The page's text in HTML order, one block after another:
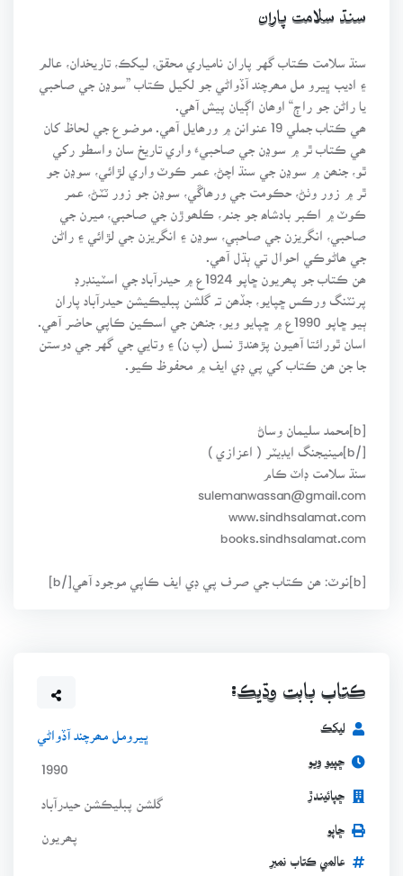
سنڌ سلامت پاران
سنڌ سلامت ڪتاب گهر پاران نامياري محقق، ليکڪ، تاريخدان، عالم
۽ اديب ڀيرو مل مھرچند آڏواڻي جو لکيل ڪتاب ”سوڍن جي صاحبي
يا راڻن جو راڄ“ اوھان اڳيان پيش آهي.
ھي ڪتاب جملي 19 عنوانن ۾ ورھايل آھي. موضوع جي لحاظ کان
ھي ڪتاب ٿر ۾ سوڍن جي صاحبيءََ واري تاريخ سان واسطو رکي
ٿو، جنھن ۾ سوڍن جي سنڌ اچڻ، عمر ڪوٽ واري لڙائي، سوڍن جو
ٿر ۾ زور وٺڻ، حڪومت جي ورھاڱي، سوڍن جو زور ٽٽڻ، عمر
ڪوٽ ۾ اڪبر بادشاھ جو جنم، ڪلھوڙن جي صاحبي، ميرن جي
صاحبي، انگريزن جي صاحٻي، سوڍن ۽ انگريزن جي لڙائي ۽ راڻن
جي ھاڻوڪي احوال تي ٻڌل آھي.
ھن ڪتاب جو پھريون ڇاپو 1924ع ۾ حيدرآباد جي اسٽينڊرڊ
پرنٽنگ ورڪس ڇپايو، جڏھن تہ گلشن پبليڪيشن حيدرآباد پاران
ٻيو ڇاپو 1990ع ۾ ڇپايو ويو، جنھن جي اسڪين ڪاپي حاضر آھي.
اسان ٿورائتا آھيون پڙھندڙ نسل (پ ن) ۽ وتايي جي گهر جي دوستن
جا جن ھن ڪتاب کي پي ڊي ايف ۾ محفوظ ڪيو.
[b]محمد سليمان وساڻ
[/b]مينيجنگ ايڊيٽر ( اعزازي )
سنڌ سلامت ڊاٽ ڪام
sulemanwassan@gmail.com
[b]نوٽ: ھن ڪتاب جي صرف پي ڊي ايف ڪاپي موجود آھي[/b]
ڪتاب بابت وڌيڪ:
ليکڪ ڀيرومل مھرچند آڏواڻي
ڇپيو ويو 1990
ڇپائيندڙ گلشن پبليڪشن حيدرآباد
ڇاپو
عالمي ڪتاب نمبر